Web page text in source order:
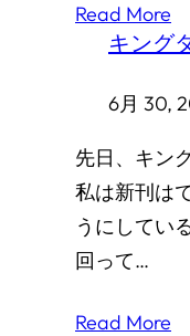
Read More
キング
6月 30,
先日、キン
私は新刊は
うにしてい
回って…
Read More